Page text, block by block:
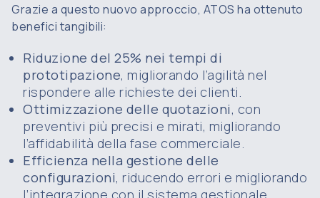
Grazie a questo nuovo approccio, ATOS ha ottenuto
benefici tangibili:
Riduzione del 25% nei tempi di
prototipazione, migliorando l’agilità nel
rispondere alle richieste dei clienti.
Ottimizzazione delle quotazioni, con
preventivi più precisi e mirati, migliorando
l’affidabilità della fase commerciale.
Efficienza nella gestione delle
configurazioni, riducendo errori e migliorando
l’integrazione con il sistema gestionale